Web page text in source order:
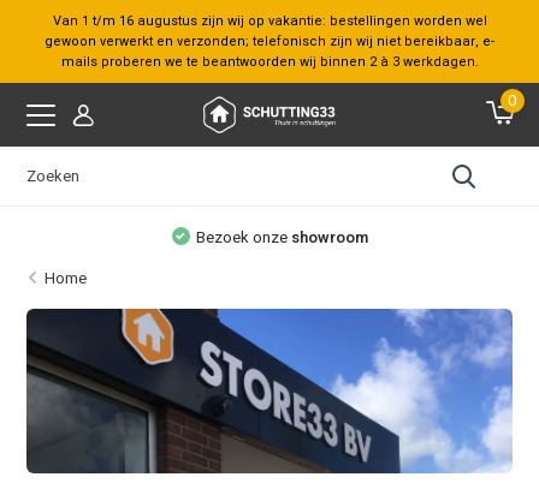
Van 1 t/m 16 augustus zijn wij op vakantie: bestellingen worden wel
gewoon verwerkt en verzonden; telefonisch zijn wij niet bereikbaar, e-
mails proberen we te beantwoorden wij binnen 2 à 3 werkdagen.
0
Bezoek onze showroom
Home